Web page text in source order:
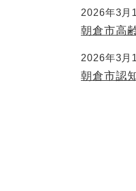
2026年3月
朝倉市高
2026年3月
朝倉市認